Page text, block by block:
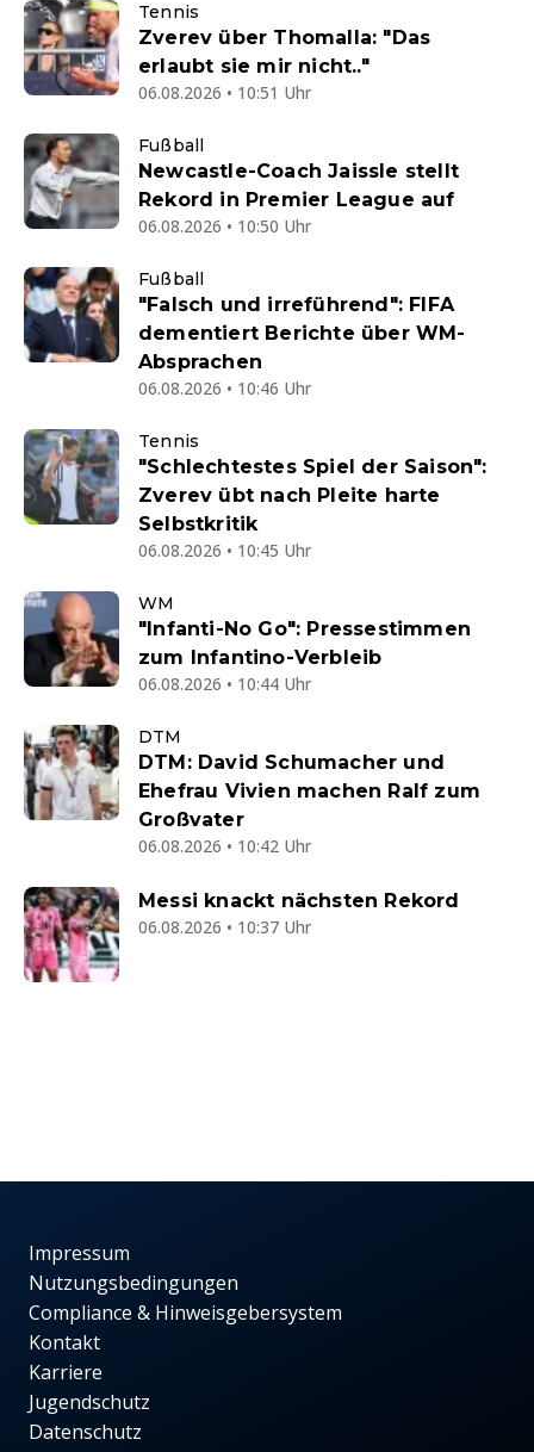
Tennis
Zverev über Thomalla: "Das
erlaubt sie mir nicht.."
06.08.2026 • 10:51 Uhr
Fußball
Newcastle-Coach Jaissle stellt
Rekord in Premier League auf
06.08.2026 • 10:50 Uhr
Fußball
"Falsch und irreführend": FIFA
dementiert Berichte über WM-
Absprachen
06.08.2026 • 10:46 Uhr
Tennis
"Schlechtestes Spiel der Saison":
Zverev übt nach Pleite harte
Selbstkritik
06.08.2026 • 10:45 Uhr
WM
"Infanti-No Go": Pressestimmen
zum Infantino-Verbleib
06.08.2026 • 10:44 Uhr
DTM
DTM: David Schumacher und
Ehefrau Vivien machen Ralf zum
Großvater
06.08.2026 • 10:42 Uhr
Messi knackt nächsten Rekord
06.08.2026 • 10:37 Uhr
Impressum
Nutzungsbedingungen
Compliance & Hinweisgebersystem
Kontakt
Karriere
Jugendschutz
Datenschutz